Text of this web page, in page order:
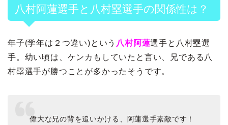
八村阿蓮選手と八村塁選手の関係性は？
年子(学年は２つ違い)という 八村阿蓮選手と八村塁選
手。幼い頃は、ケンカもしていたと言い、兄である八
村塁選手が勝つことが多かったそうです。
偉大な兄の背を追いかける、阿蓮選手素敵です！